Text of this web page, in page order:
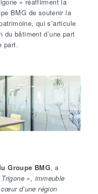
BMG de soutenir la
qui s’articule
bâtiment d’une part
part.
Groupe BMG, a
», immeuble
d’une région